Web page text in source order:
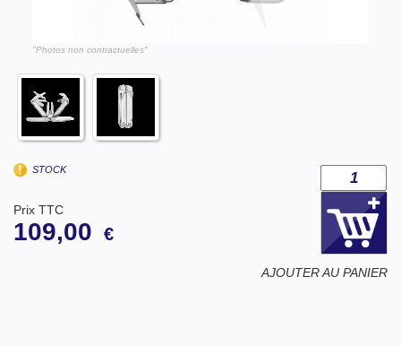
"Photos non contractuelles"
STOCK
Prix TTC
109,00 €
AJOUTER AU PANIER